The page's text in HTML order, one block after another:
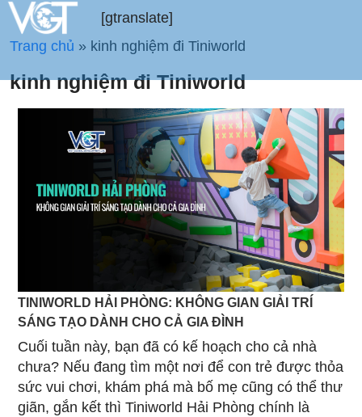
[gtranslate]
Trang chủ » kinh nghiệm đi Tiniworld
kinh nghiệm đi Tiniworld
TINIWORLD HẢI PHÒNG: KHÔNG GIAN GIẢI TRÍ
SÁNG TẠO DÀNH CHO CẢ GIA ĐÌNH
Cuối tuần này, bạn đã có kế hoạch cho cả nhà
chưa? Nếu đang tìm một nơi để con trẻ được thỏa
sức vui chơi, khám phá mà bố mẹ cũng có thể thư
giãn, gắn kết thì Tiniworld Hải Phòng chính là